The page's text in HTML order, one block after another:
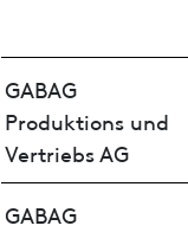
GABAG
Produktions und
Vertriebs AG
GABAG